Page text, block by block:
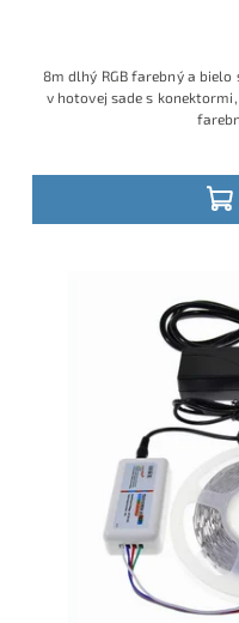
8m dlhý RGB farebný a
v hotovej sade s